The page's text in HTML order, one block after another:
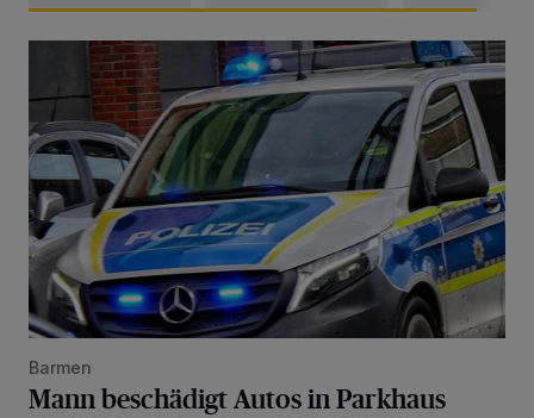
Mann beschädigt Autos in Parkhaus
Barmen
Mann beschädigt Autos in Parkhaus